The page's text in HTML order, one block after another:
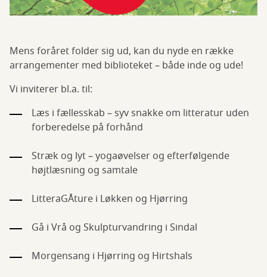
Mens foråret folder sig ud, kan du nyde en række
arrangementer med biblioteket – både inde og ude!
Vi inviterer bl.a. til:
Læs i fællesskab – syv snakke om litteratur uden
forberedelse på forhånd
Stræk og lyt – yogaøvelser og efterfølgende
højtlæsning og samtale
LitteraGÅture i Løkken og Hjørring
Gå i Vrå og Skulpturvandring i Sindal
Morgensang i Hjørring og Hirtshals